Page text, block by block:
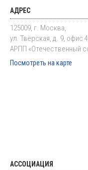
АДРЕС
125009, г. Москва,
ул. Тверская, д. 9, офис
АРПП «Отечественный
Посмотреть на карте
АССОЦИАЦИЯ